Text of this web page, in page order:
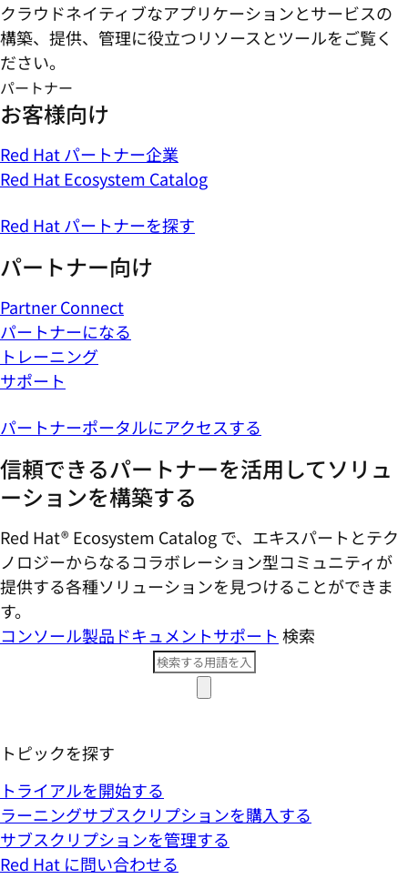
クラウドネイティブなアプリケーションとサービスの
構築、提供、管理に役立つリソースとツールをご覧く
ださい。
パートナー
お客様向け
Red Hat パートナー企業
Red Hat Ecosystem Catalog
Red Hat パートナーを探す
パートナー向け
Partner Connect
パートナーになる
トレーニング
サポート
パートナーポータルにアクセスする
信頼できるパートナーを活用してソリュ
ーションを構築する
Red Hat® Ecosystem Catalog で、エキスパートとテク
ノロジーからなるコラボレーション型コミ​ュニティが
提供する各種ソリューションを見つけることができま
す。
コンソール製品ドキュメントサポート 検索
トピックを探す
トライアルを開始する
ラーニングサブスクリプションを購入する
サブスクリプションを管理する
Red Hat に問い合わせる